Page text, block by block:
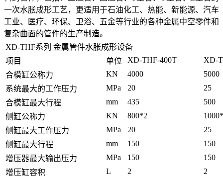
一次水胀成形工艺，更适用于石油化工、热能、新能源、汽车
工业、医疗、环保、卫浴、五金等行业的各种金属中空零件和
复杂曲面的管件的生产制造。
XD-THF系列 金属管件水胀成形设备
项目
单位 XD-THF-400T
XD-
合模缸公称力
KN 4000
5000
系统最大的工作压力
MPa 20
25
合模缸最大行程
mm 435
500
侧缸公称力
KN 800*2
侧缸最大工作压力
MPa 20
25
侧缸最大行程
mm 150
150
增压器最大输出压力
MPa 150
150
增压缸容积
L 2 2